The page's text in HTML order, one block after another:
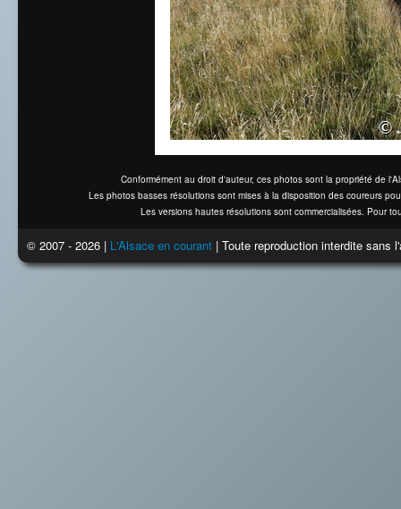
Conformément au droit d'auteur, ces photos sont la propriété de
Les photos basses résolutions sont mises à la disposition des coureurs
Les versions hautes résolutions sont commercialisées. Pour
© 2007 - 2026 | L'Alsace en courant | Toute reproduction interdite sans